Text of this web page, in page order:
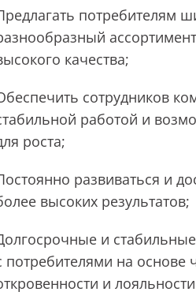
потребителям
качества;
сотрудников
работой и
роста;
развиваться и
высоких результатов;
и
потребителями на основе
и